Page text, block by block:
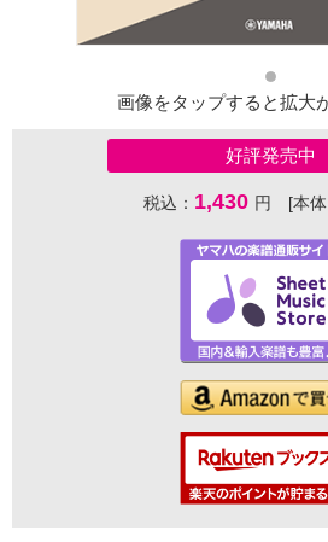
画像をタップすると拡大
好評発売中
税込： 1,430 円 [本体